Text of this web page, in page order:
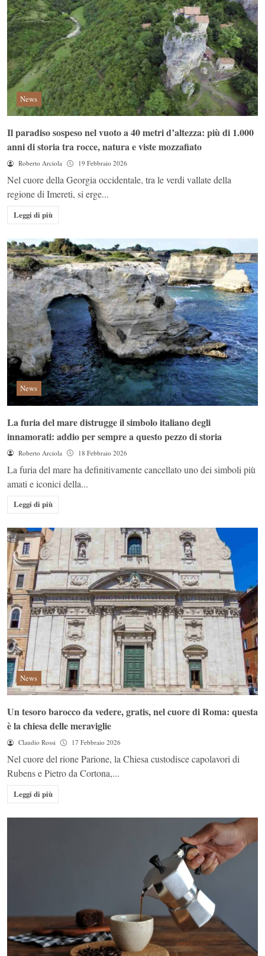
News
Il paradiso sospeso nel vuoto a 40 metri d’altezza: più di 1.000
anni di storia tra rocce, natura e viste mozzafiato
Roberto Arciola 19 Febbraio 2026
Nel cuore della Georgia occidentale, tra le verdi vallate della
regione di Imereti, si erge...
Leggi di più
News
La furia del mare distrugge il simbolo italiano degli
innamorati: addio per sempre a questo pezzo di storia
Roberto Arciola 18 Febbraio 2026
La furia del mare ha definitivamente cancellato uno dei simboli più
amati e iconici della...
Leggi di più
News
Un tesoro barocco da vedere, gratis, nel cuore di Roma: questa
è la chiesa delle meraviglie
Claudio Rossi 17 Febbraio 2026
Nel cuore del rione Parione, la Chiesa custodisce capolavori di
Rubens e Pietro da Cortona,...
Leggi di più